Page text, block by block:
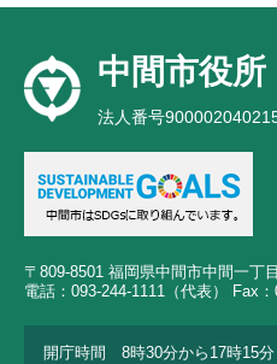
中間市役所
法人番号
〒809-8501 福岡県中間市中間一丁
電話：093-244-1111（代表） Fax
開庁時間 8時30分から17時15分